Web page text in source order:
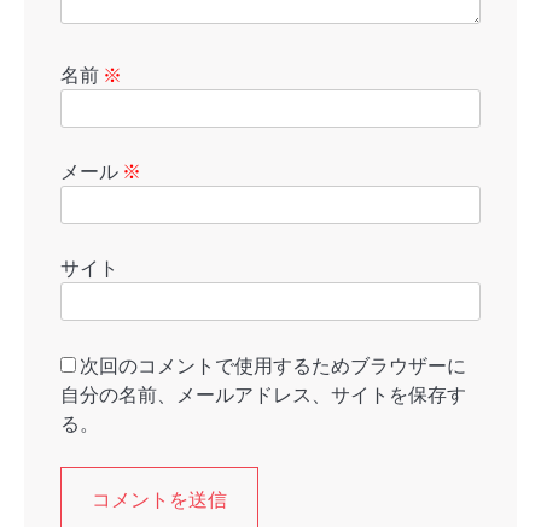
名前 ※
メール ※
サイト
次回のコメントで使用するためブラウザーに
自分の名前、メールアドレス、サイトを保存す
る。